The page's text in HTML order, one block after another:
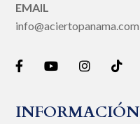
EMAIL
info@aciertopanama.com
INFORMACIÓN